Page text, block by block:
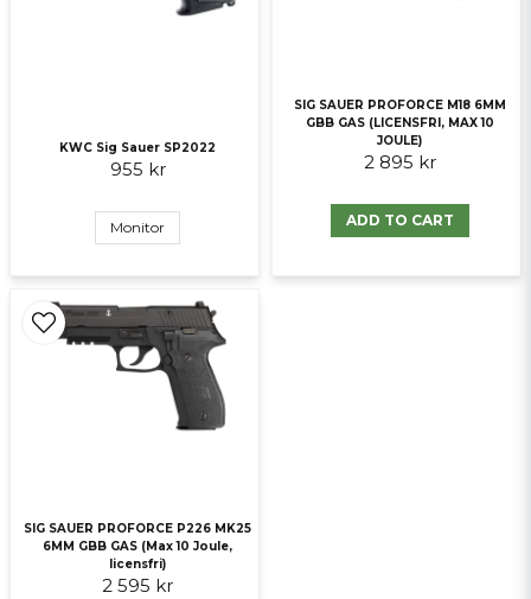
KWC Sig Sauer SP2022
955 kr
Monitor
SIG SAUER PROFORCE M18 6MM
GBB GAS (LICENSFRI, MAX 10
JOULE)
2 895 kr
ADD TO CART
SIG SAUER PROFORCE P226 MK25
6MM GBB GAS (Max 10 Joule,
licensfri)
2 595 kr